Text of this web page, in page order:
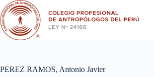
Saltar
al
contenido
PEREZ RAMOS, Antonio Javier